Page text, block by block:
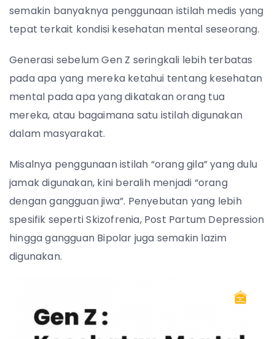
semakin banyaknya penggunaan istilah medis yang
tepat terkait kondisi kesehatan mental seseorang.
Generasi sebelum Gen Z seringkali lebih terbatas
pada apa yang mereka ketahui tentang kesehatan
mental pada apa yang dikatakan orang tua
mereka, atau bagaimana satu istilah digunakan
dalam masyarakat.
Misalnya penggunaan istilah “orang gila” yang dulu
jamak digunakan, kini beralih menjadi “orang
dengan gangguan jiwa”. Penyebutan yang lebih
spesifik seperti Skizofrenia, Post Partum Depression
hingga gangguan Bipolar juga semakin lazim
digunakan.